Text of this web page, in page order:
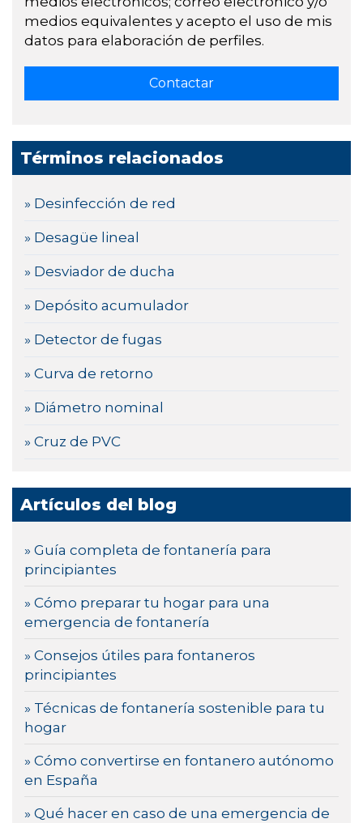
medios equivalentes y acepto el uso de mis
datos para elaboración de perfiles.
Términos relacionados
» Desinfección de red
» Desagüe lineal
» Desviador de ducha
» Depósito acumulador
» Detector de fugas
» Curva de retorno
» Diámetro nominal
» Cruz de PVC
Artículos del blog
» Guía completa de fontanería para
principiantes
» Cómo preparar tu hogar para una
emergencia de fontanería
» Consejos útiles para fontaneros
principiantes
» Técnicas de fontanería sostenible para tu
hogar
» Cómo convertirse en fontanero autónomo
en España
» Qué hacer en caso de una emergencia de